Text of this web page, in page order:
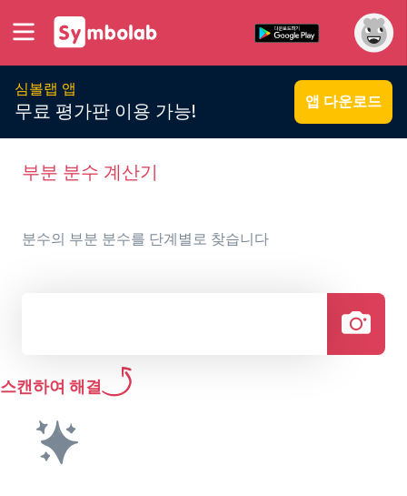
심볼랩 앱
무료 평가판 이용 가능! 앱 다운로드
부분 분수 계산기
분수의 부분 분수를 단계별로 찾습니다
스캔하여 해결